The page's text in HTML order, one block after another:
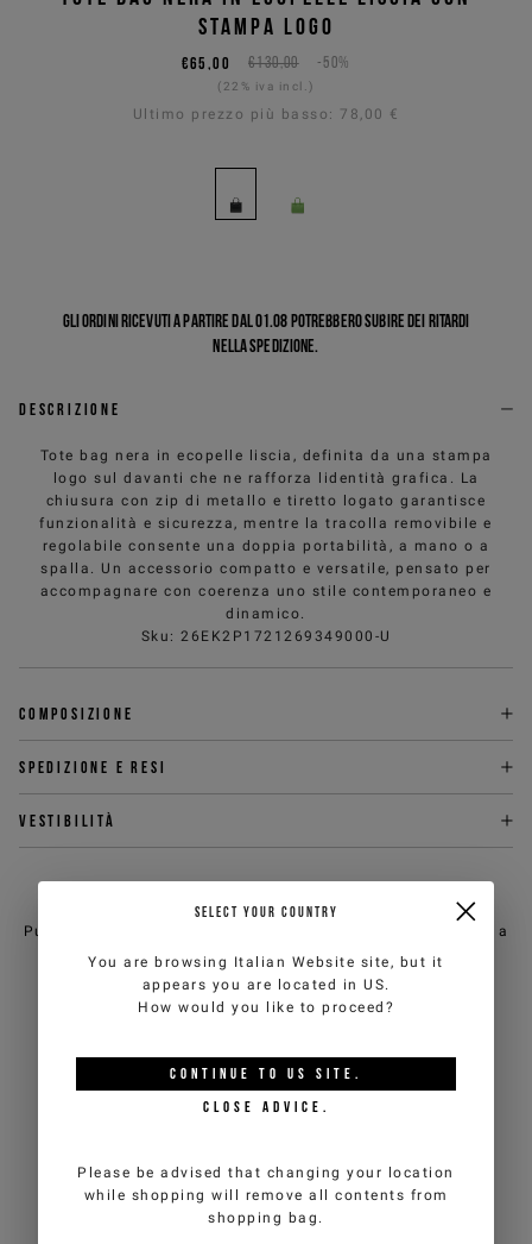
STAMPA LOGO
€130,00 -50%
€65,00
(22% iva incl.)
Ultimo prezzo più basso: 78,00 €
Gli ordini ricevuti a partire dal 01.08 potrebbero subire dei ritardi
nella spedizione.
Descrizione
Tote bag nera in ecopelle liscia, definita da una stampa
logo sul davanti che ne rafforza lidentità grafica. La
chiusura con zip di metallo e tiretto logato garantisce
funzionalità e sicurezza, mentre la tracolla removibile e
regolabile consente una doppia portabilità, a mano o a
spalla. Un accessorio compatto e versatile, pensato per
accompagnare con coerenza uno stile contemporaneo e
dinamico.
Sku : 26EK2P1721269349000-U
Composizione
Spedizione e Resi
Vestibilità
Puoi contattare il servizio clienti di iceberg.com via email a
customercare@iceberg.com
, cercheremo di rispondere entro 2
giorni lavorativi (lun-ven).
POTREBBE PIACERTI ANCHE
SELECT YOUR COUNTRY
You are browsing Italian Website site, but it
appears you are located in US.
How would you like to proceed?
CONTINUE TO US SITE.
CLOSE ADVICE.
Please be advised that changing your location
while shopping will remove all contents from
shopping bag.